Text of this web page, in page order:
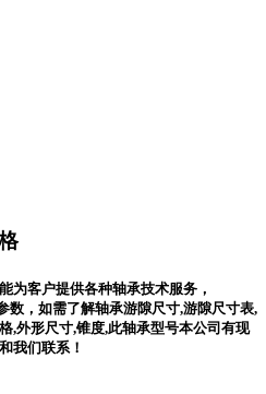
为客户提供各种轴承技术服务，
数，如需了解轴承游隙尺寸,游隙尺寸表,
,外形尺寸,锥度,此轴承型号本公司有现
我们联系！